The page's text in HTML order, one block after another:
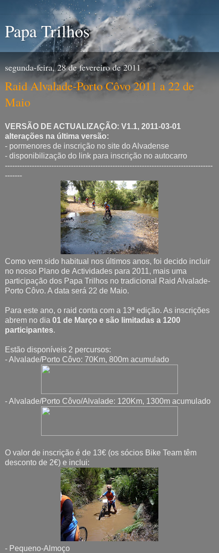
Papa Trilhos
segunda-feira, 28 de fevereiro de 2011
Raid Alvalade-Porto Côvo 2011 a 22 de
Maio
VERSÃO DE ACTUALIZAÇÃO: V1.1, 2011-03-01
alterações na última versão:
- pormenores de inscrição no site do Alvadense
- disponibilização do link para inscrição no autocarro
-------------------------------------------------------------------------------------
-------
Como vem sido habitual nos últimos anos, foi decido incluir
no nosso Plano de Actividades para 2011, mais uma
participação dos Papa Trilhos no tradicional Raid Alvalade-
Porto Côvo. A data será 22 de Maio.
Para este ano, o raid conta com a 13ª edição. As inscrições
abrem no dia 01 de Março e são limitadas a 1200
participantes.
Estão disponíveis 2 percursos:
- Alvalade/Porto Côvo: 70Km, 800m acumulado
- Alvalade/Porto Côvo/Alvalade: 120Km, 1300m acumulado
O valor de inscrição é de 13€ (os sócios Bike Team têm
desconto de 2€) e inclui:
- Pequeno-Almoço